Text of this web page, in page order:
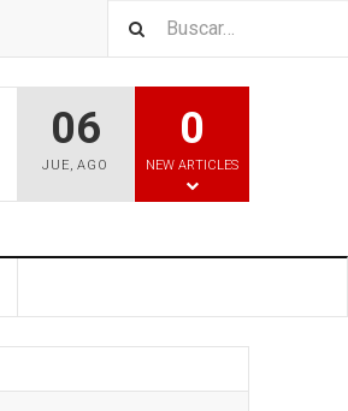
06
JUE,AGO
0
NEW ARTICLES